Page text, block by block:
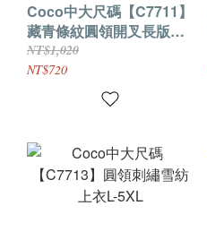
Coco中大尺碼【C7711】
藏青條紋圓領開叉長版裙
L-3XL
NT$1,020
NT$720